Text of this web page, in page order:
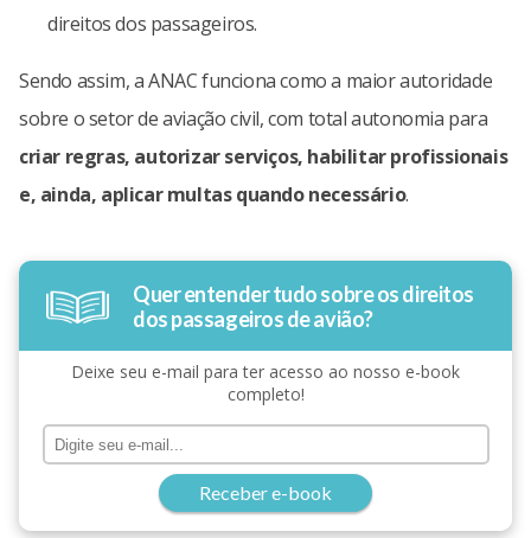
direitos dos passageiros.
Sendo assim, a ANAC funciona como a maior autoridade
sobre o setor de aviação civil, com total autonomia para
criar regras, autorizar serviços, habilitar profissionais
e, ainda, aplicar multas quando necessário.
Quer entender tudo sobre os direitos
dos passageiros de avião?
Deixe seu e-mail para ter acesso ao nosso e-book
completo!
Receber e-book